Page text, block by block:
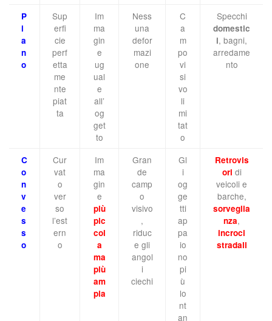
P
i
a
n
o
Sup
erfi
cie
perf
etta
me
nte
piat
ta
Im
ma
gin
e
ug
ual
e
all’
og
get
to
Ness
una
defor
mazi
one
C
a
m
po
vi
si
vo
li
mi
tat
o
Specchi
domestic
i, bagni,
arredame
nto
C
o
n
v
e
s
s
o
Cur
vat
o
ver
so
l’est
ern
o
Im
ma
gin
e
più
pic
col
a
ma
più
am
pia
Gran
de
camp
o
visivo
,
riduc
e gli
angol
i
ciechi
Gl
i
og
ge
tti
ap
pa
io
no
pi
ù
lo
nt
an
Retrovis
ori di
veicoli e
barche,
sorveglia
nza,
incroci
stradali